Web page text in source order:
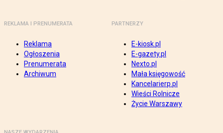
REKLAMA I PRENUMERATA
Reklama
Ogłoszenia
Prenumerata
Archiwum
PARTNERZY
E-kiosk.pl
E-gazety.pl
Nexto.pl
Mała księgowość
Kancelarierp.pl
Wieści Rolnicze
Życie Warszawy